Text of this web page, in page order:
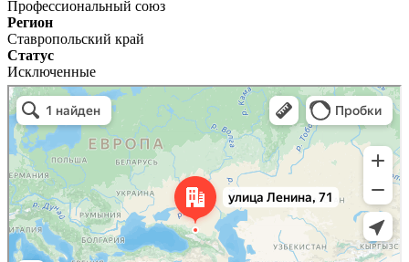
Профессиональный союз
Регион
Ставропольский край
Статус
Исключенные